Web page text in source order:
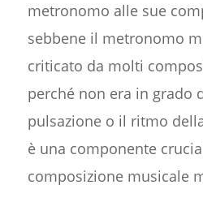
metronomo alle sue
sebbene il metronomo
criticato da molti
perché non era in grado
pulsazione o il ritmo
è una componente
composizione musicale